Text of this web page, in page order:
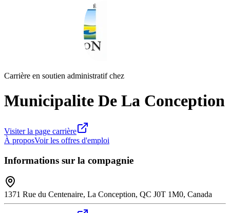
Carrière en soutien administratif chez
Municipalite De La Conception
Visiter la page carrière
À proposVoir les offres d'emploi
Informations sur la compagnie
1371 Rue du Centenaire, La Conception, QC J0T 1M0, Canada